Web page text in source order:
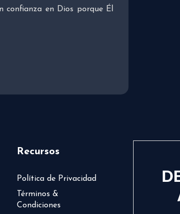
confianza en Dios porque Él
Recursos
Política de Privacidad
Términos &
Condiciones